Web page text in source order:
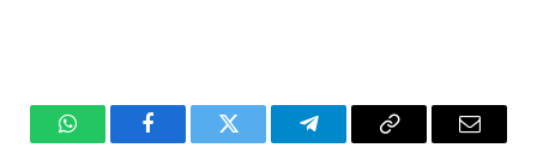
WhatsAppFacebookTwitter TelegramCopy
Email